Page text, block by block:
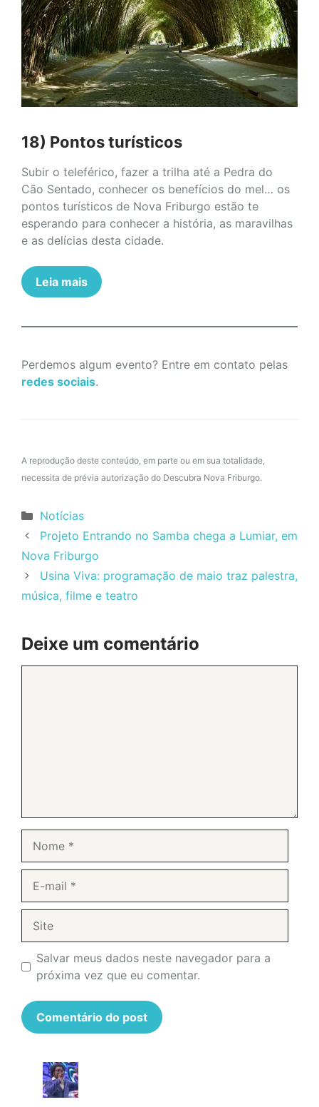
18) Pontos turísticos
Subir o teleférico, fazer a trilha até a Pedra do
Cão Sentado, conhecer os benefícios do mel… os
pontos turísticos de Nova Friburgo estão te
esperando para conhecer a história, as maravilhas
e as delícias desta cidade.
Leia mais
Perdemos algum evento? Entre em contato pelas
redes sociais.
A reprodução deste conteúdo, em parte ou em sua totalidade,
necessita de prévia autorização do Descubra Nova Friburgo.
Categorias
Notícias
Projeto Entrando no Samba chega a Lumiar, em
Nova Friburgo
Usina Viva: programação de maio traz palestra,
música, filme e teatro
Deixe um comentário
mail
Salvar meus dados neste navegador para a
próxima vez que eu comentar.